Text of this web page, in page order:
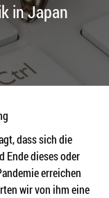
in Japan
dass sich die
Ende dieses oder
erreichen
wir von ihm eine